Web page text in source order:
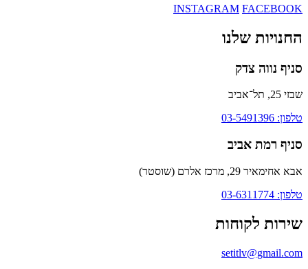
INSTAGRAM FACEBOOK
החנויות שלנו
סניף נווה צדק
שבזי 25, תל־אביב
טלפון: 03-5491396
סניף רמת אביב
אבא אחימאיר 29, מרכז אלרם (שוסטר)
טלפון: 03-6311774
שירות לקוחות
setitlv@gmail.com